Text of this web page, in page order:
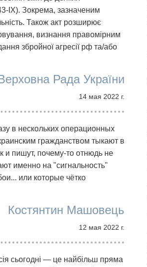
ІХ). Зокрема, зазначеним
Також акт розширює
визнання правомірним
збройної агресії рф та/або
Рада України
14 мая 2022 г.
в нескольких операционных
гражданством тыкают в
и пишут, почему-то отнюдь не
именно на "сигнальность"
или которые чётко
Костянтин Машовець
12 мая 2022 г.
сьогодні — це найбільш пряма